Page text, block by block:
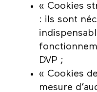
« Cookies
: ils sont
DVP ;
« Cookies
mesure